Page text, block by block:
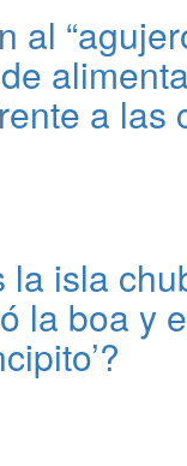
al
a las
la isla
la boa y